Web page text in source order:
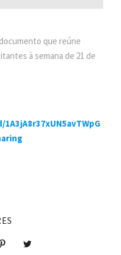
que reúne
à semana de 21 de